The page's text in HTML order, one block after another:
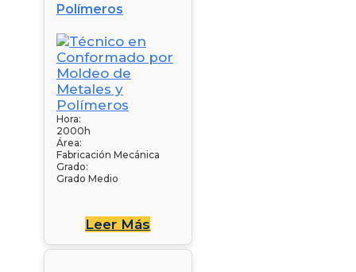
Polímeros
Hora:
2000h
Área:
Fabricación Mecánica
Grado:
Grado Medio
Leer Más